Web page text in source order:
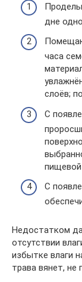
дне
часа
слоёв;
С
пищевой
С
Недостатком
отсутствии
избытке влаги
трава вянет, не